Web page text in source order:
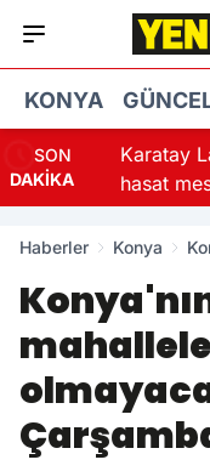
KONYA
SON
DAKİKA
Karatay
hasat
Haberler Konya